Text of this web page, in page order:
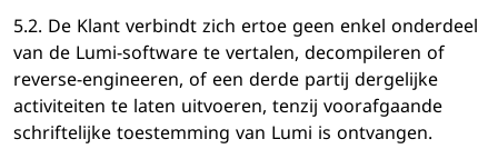
5.2. De Klant verbindt zich ertoe geen enkel onderdeel
van de Lumi-software te vertalen, decompileren of
reverse-engineeren, of een derde partij dergelijke
activiteiten te laten uitvoeren, tenzij voorafgaande
schriftelijke toestemming van Lumi is ontvangen.